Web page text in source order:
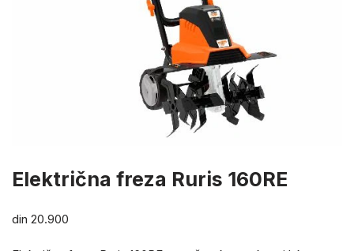
Električna freza Ruris 160RE
din 20.900